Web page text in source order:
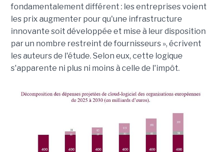
fondamentalement différent : les entreprises voient
les prix augmenter pour qu'une infrastructure
innovante soit développée et mise à leur disposition
par un nombre restreint de fournisseurs », écrivent
les auteurs de l'étude. Selon eux, cette logique
s'apparente ni plus ni moins à celle de l'impôt.